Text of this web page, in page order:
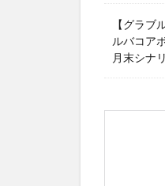
【グラ
ルバコア
月末シナ